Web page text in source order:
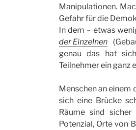
Manipulationen.
Gefahr für die
In dem – etwas
der Einzelnen
genau das hat
Teilnehmer ein ganz
Menschen an einem
sich eine Brücke
Räume sind
Potenzial, Orte von